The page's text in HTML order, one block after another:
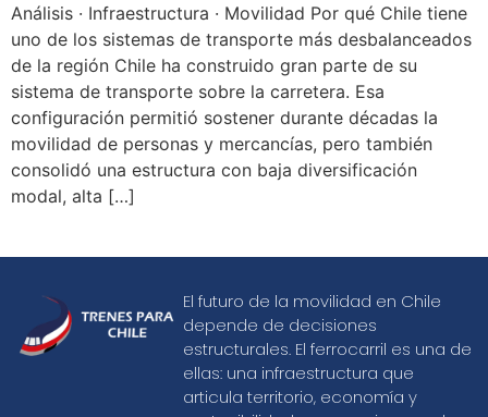
Análisis · Infraestructura · Movilidad Por qué Chile tiene
uno de los sistemas de transporte más desbalanceados
de la región Chile ha construido gran parte de su
sistema de transporte sobre la carretera. Esa
configuración permitió sostener durante décadas la
movilidad de personas y mercancías, pero también
consolidó una estructura con baja diversificación
modal, alta […]
El futuro de la movilidad en Chile
depende de decisiones
estructurales. El ferrocarril es una de
ellas: una infraestructura que
articula territorio, economía y